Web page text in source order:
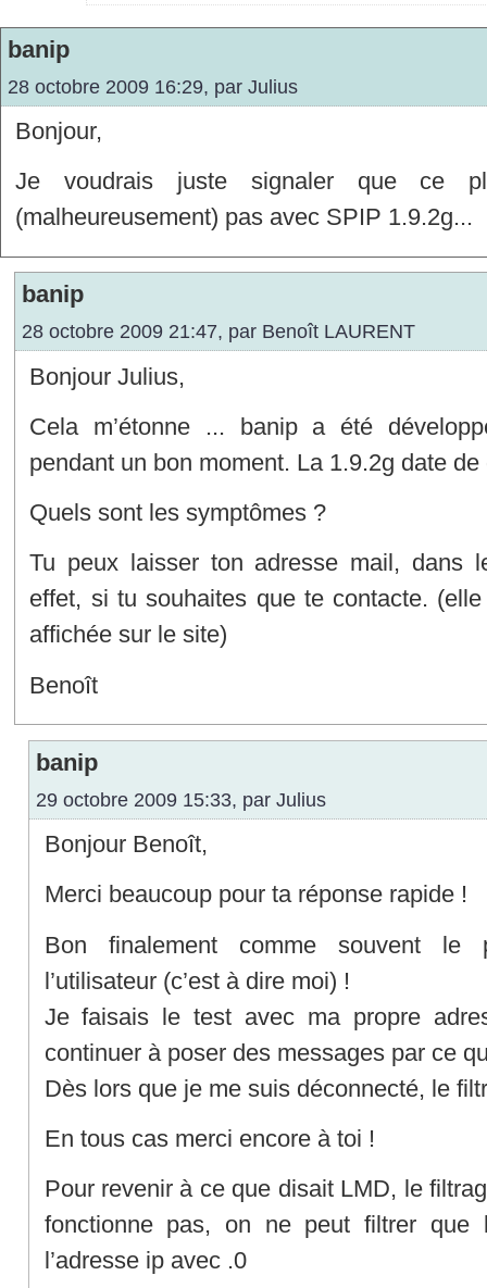
banip
28 octobre 2009 16:29, par Julius
Bonjour,
Je voudrais juste signaler que ce
(malheureusement) pas avec SPIP 1.9.2g...
banip
28 octobre 2009 21:47, par Benoît LAURENT
Bonjour Julius,
Cela m’étonne ... banip a été
pendant un bon moment. La 1.9.2g date
Quels sont les symptômes ?
Tu peux laisser ton adresse mail, dans
effet, si tu souhaites que te contacte.
affichée sur le site)
Benoît
banip
29 octobre 2009 15:33, parJulius
Bonjour Benoît,
Merci beaucoup pour ta réponse rapide !
Bon finalement comme souvent le
l’utilisateur (c’est à dire moi) !
Je faisais le test avec ma propre
continuer à poser des messages par ce
Dès lors que je me suis déconnecté, le
En tous cas merci encore à toi !
Pour revenir à ce que disait LMD, le
fonctionne pas, on ne peut filtrer que
l’adresse ip avec .0